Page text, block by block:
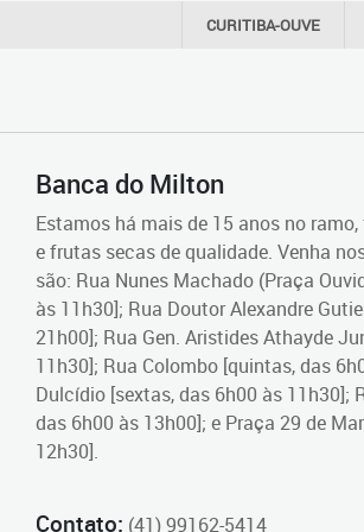
CURITIBA-OUVE
Banca do Milton
Estamos há mais de 15 anos no
e frutas secas de qualidade. Venha
são: Rua Nunes Machado (Praça
às 11h30]; Rua Doutor Alexandre
21h00]; Rua Gen. Aristides Athayde
11h30]; Rua Colombo [quintas, das
Dulcídio [sextas, das 6h00 às 11h30];
das 6h00 às 13h00]; e Praça 29 de
12h30].
Contato: (41) 99162-5414